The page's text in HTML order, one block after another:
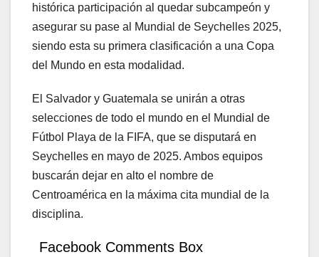
histórica participación al quedar subcampeón y
asegurar su pase al Mundial de Seychelles 2025,
siendo esta su primera clasificación a una Copa
del Mundo en esta modalidad.
El Salvador y Guatemala se unirán a otras
selecciones de todo el mundo en el Mundial de
Fútbol Playa de la FIFA, que se disputará en
Seychelles en mayo de 2025. Ambos equipos
buscarán dejar en alto el nombre de
Centroamérica en la máxima cita mundial de la
disciplina.
Facebook Comments Box